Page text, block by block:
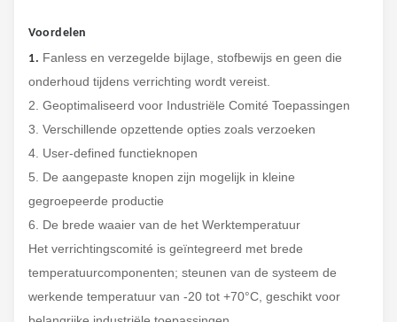
Voordelen
1. Fanless en verzegelde bijlage, stofbewijs en geen die
onderhoud tijdens verrichting wordt vereist.
2. Geoptimaliseerd voor Industriële Comité Toepassingen
3. Verschillende opzettende opties zoals verzoeken
4. User-defined functieknopen
5. De aangepaste knopen zijn mogelijk in kleine
gegroepeerde productie
6. De brede waaier van de het Werktemperatuur
Het verrichtingscomité is geïntegreerd met brede
temperatuurcomponenten; steunen van de systeem de
werkende temperatuur van -20 tot +70°C, geschikt voor